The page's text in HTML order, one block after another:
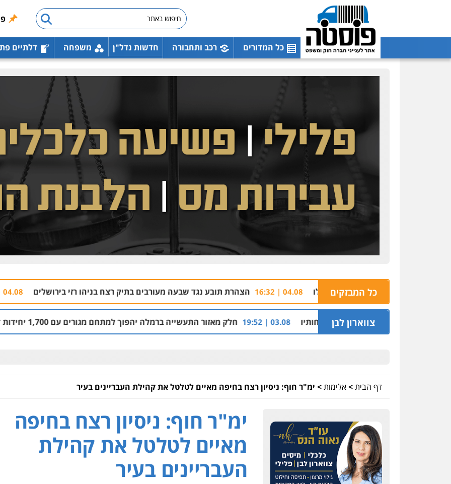
כל המדורים רכב ותחבורה חדשות נדל"ן משפחה דלתיים
כל המבזקים
04.08 | 16:32 הצהרת תובע נגד שבעה מעורבים בתיק רצח בניהו רזי בירושלים 04.08 | 13:37 עורך
צווארון לבןדירה השייכת לקוחותיו 03.08 | 19:52 חלק מאזור התעשייה ברמלה יהפוך למתחם מגורים עם 1,700 יחידות דיור 03.08 | 14:00
דף הבית>אלימות> ימ"ר חוף: ניסיון רצח בחיפה מאיים לטלטל את קהילת העבריינים בעיר
ימ"ר חוף: ניסיון רצח בחיפה
מאיים לטלטל את קהילת
העבריינים בעיר